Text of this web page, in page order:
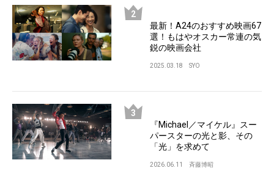
最新！A24のおすすめ映画67
選！もはやオスカー常連の気
鋭の映画会社
2025.03.18 SYO
『Michael／マイケル』スー
パースターの光と影、その
「光」を求めて
2026.06.11 斉藤博昭